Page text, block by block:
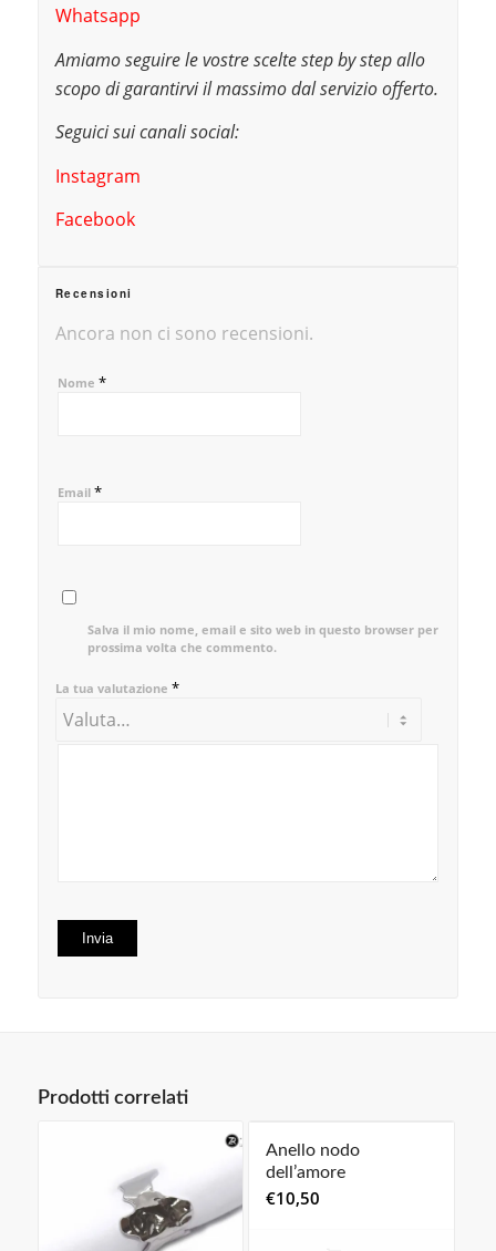
Whatsapp
Amiamo seguire le vostre scelte step by step allo
scopo di garantirvi il massimo dal servizio offerto.
Seguici sui canali social:
Instagram
Facebook
Recensioni
Ancora non ci sono recensioni.
Nome *
Email *
Salva il mio nome, email e sito web in questo browser per la
prossima volta che commento.
La tua valutazione *
Prodotti correlati
Anello nodo
dell’amore
€10,50